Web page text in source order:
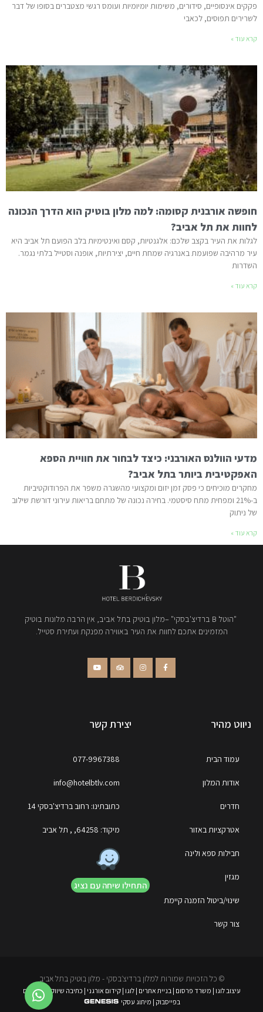
פקקים אינסופיים, סידורים, משימות יומיומיות ועומס רגשי מצטברים בסופו של דבר
לשרירים תפוסים, לכאבי
קרא עוד »
חופשה אורבנית קסומה: למה מלון בוטיק הוא הדרך הנכונה
לחוות את תל אביב?
לגלות את העיר בקצב שלכם: אלגנטיות, קסם ואינטימיות בלב הפועם תל אביב היא
עיר מרהיבה שפועמת באנרגיה שמחת חיים, יצירתיות, אופנה וסטייל בלתי נגמר.
השדרות
קרא עוד »
מדעי הוולנס האורבני: כיצד לבחור את חוויית הספא
האפקטיבית ביותר בתל אביב?
מחקרים מוכיחים כי פסק זמן יזום ומקצועי מהשגרה משפר את הפרודוקטיביות
ב-21% ומפחית מתח סיסטמי. בחירה נכונה של מתחם בריאות עירוני דורשת שילוב
של ניתוק
קרא עוד »
"הוטל B ברדיצ'בסקי" –מלון בוטיק בתל אביב, אין הרבה מלונות בוטיק
המזמינים אתכם לחוות את העיר באווירה מפנקת ועתירת סטייל.
התחילו שיחה עם נציג
ניווט מהיר
עמוד הבית
אודות המלון
חדרים
אטרקציות באזור
חבילות ספא ולינה
מגזין
שינוי/ביטול הזמנה קיימת
צור קשר
יצירת קשר
077-9967388
info@hotelbtlv.com
כתובתינו: רחוב ברדיצ'בסקי 14
מיקוד: 64258, , תל אביב
© כל הזכויות שמורות למלון ברדיצ׳בסקי - מלון בוטיק בתל אביב
עיצוב לוגו | משרד פרסום | בניית אתרים |לוגו |קידום אורגני | כתיבה שיווקית |פרסום
בפייסבוק | מיתוג עסקי